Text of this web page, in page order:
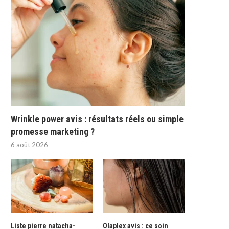
Wrinkle power avis : résultats réels ou simple
promesse marketing ?
6 août 2026
Liste pierre natacha-
Olaplex avis : ce soin